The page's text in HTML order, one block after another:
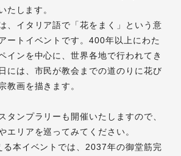
たします。
、イタリア語で「花をまく」という意
ートイベントです。400年以上にわた
インを中心に、世界各地で行われてき
には、市民が教会までの道のりに花び
教画を描きます。
タンプラリーも開催いたしますので、
エリアを巡ってみてください。
る本イベントでは、2037年の御堂筋完